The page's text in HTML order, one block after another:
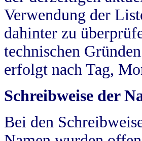
Verwendung der
dahinter zu
technischen
erfolgt nach Tag,
Schreibweise der
Bei den